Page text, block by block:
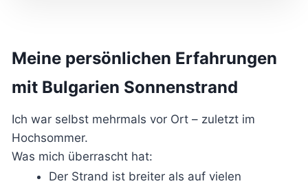
Meine persönlichen Erfahrungen
mit Bulgarien Sonnenstrand
Ich war selbst mehrmals vor Ort – zuletzt im
Hochsommer.
Was mich überrascht hat:
Der Strand ist breiter als auf vielen